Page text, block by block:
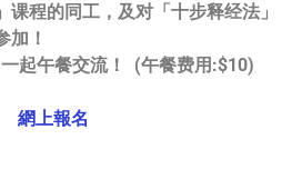
程的同工，及对「十步释经法」
加！
起午餐交流！ (午餐费用:$10)
網上報名